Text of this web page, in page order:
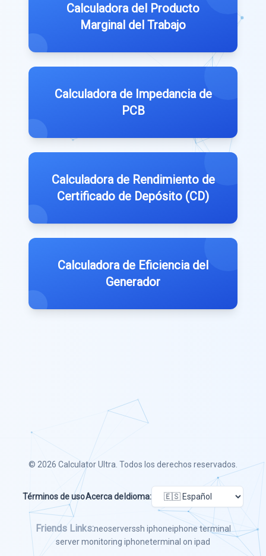
Calculadora del Producto
Marginal del Trabajo
Calculadora de Impedancia de
PCB
Calculadora de Rendimiento de
Certificado de Depósito (CD)
Calculadora de Eficiencia del
Generador
© 2026 Calculator Ultra . Todos los derechos reservados.
Términos de usoAcerca deIdioma:
Friends Links:neoserverssh iphoneiphone terminal
server monitoring iphoneterminal on ipad